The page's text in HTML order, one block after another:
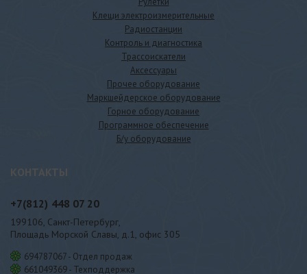
Клещи электроизмерительные
Радиостанции
Контроль и диагностика
Трассоискатели
Аксессуары
Прочее оборудование
Маркшейдерское оборудование
Горное оборудование
Программное обеспечение
Б/у оборудование
КОНТАКТЫ
+7(812) 448 07 20
199106, Санкт-Петербург,
Площадь Морской Славы, д.1, офис 305
694787067 - Отдел продаж
661049369 - Техподдержка